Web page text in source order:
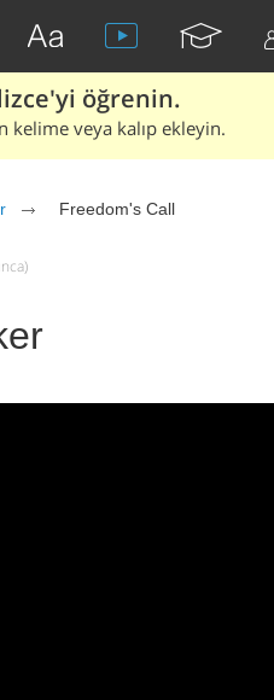
öğrenin.
kelime veya kalıp ekleyin.
Freedom's Call